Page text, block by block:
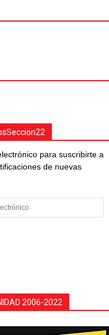
para suscribirte a
de nuevas
2006-2022